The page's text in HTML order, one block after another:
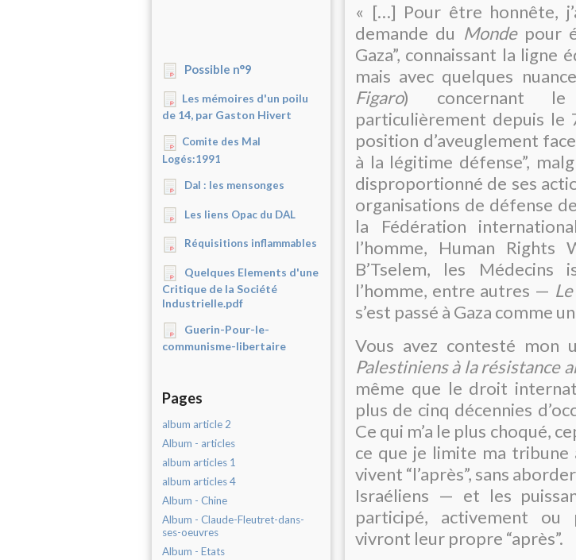
Possible n°9
Les mémoires d'un poilu
de 14, par Gaston Hivert
Comite des Mal
Logés:1991
Dal : les mensonges
Les liens Opac du DAL
Réquisitions inflammables
Quelques Elements d'une
Critique de la Société
Industrielle.pdf
Guerin-Pour-le-
communisme-libertaire
Pages
album article 2
Album - articles
album articles 1
album articles 4
Album - Chine
Album - Claude-Fleutret-dans-
ses-oeuvres
Album - Etats
« […] Pour être honnête,
demande du Mondepour
Gaza”, connaissant la
mais avec quelques
Figaro) concernant le
particulièrement depuis le
position d’aveuglement
à la légitime défense”,
disproportionné de ses
organisations de défense
la Fédération
l’homme, Human Rights
B’Tselem, les
l’homme, entre autres —
s’est passé à Gaza comme
Vous avez contesté mon
Palestiniens à la résistance
même que le droit
plus de cinq décennies
Ce qui m’a le plus choqué,
ce que je limite ma tribune
vivent “l’après”, sans
Israéliens — et les
participé, activement ou
vivront leur propre “après”.